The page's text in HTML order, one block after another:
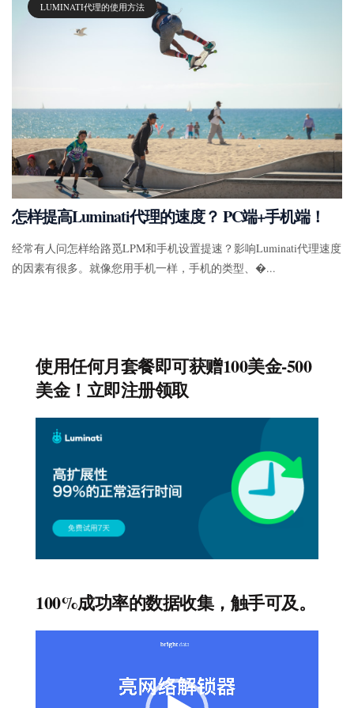
LUMINATI代理的使用方法
怎样提高Luminati代理的速度？ PC端+手机端！
经常有人问怎样给路觅LPM和手机设置提速？影响Luminati代理速度
的因素有很多。就像您用手机一样，手机的类型、�...
使用任何月套餐即可获赠100美金-500
美金！立即注册领取
100%成功率的数据收集，触手可及。